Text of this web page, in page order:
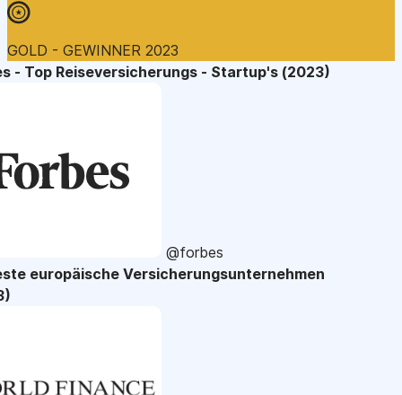
GOLD - GEWINNER 2023
- Top Reiseversicherungs - Startup's (2023)
@forbes
europäische Versicherungsunternehmen